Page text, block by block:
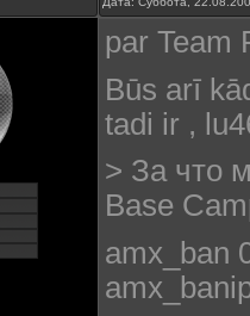
par Team
Būs arī
tadi ir ,
> За что
Base
amx_ban